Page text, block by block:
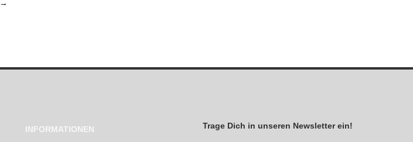
→
INFORMATIONEN Trage Dich in unseren Newsletter ein!